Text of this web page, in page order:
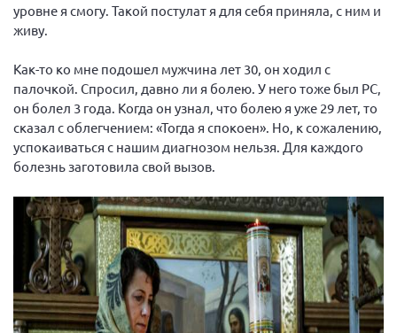
Новгородская область
Новосибирская область
Омская область
Оренбургская область
Пензенская область
Республика Башкортостан
Республика Карелия
Республика Калмыкия
Республика Хакасия
Ростовская область
г. Санкт-Петербург
уровне я смогу. Такой постулат я для себя приняла, с ним и
живу.
Как-то ко мне подошел мужчина лет 30, он ходил с
палочкой. Спросил, давно ли я болею. У него тоже был РС,
он болел 3 года. Когда он узнал, что болею я уже 29 лет, то
сказал с облегчением: «Тогда я спокоен». Но, к сожалению,
успокаиваться с нашим диагнозом нельзя. Для каждого
болезнь заготовила свой вызов.